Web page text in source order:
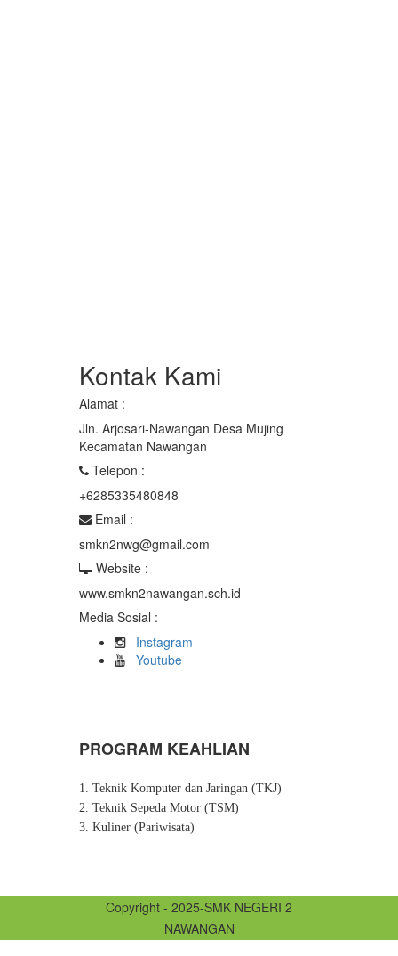
Kontak Kami
Alamat :
Jln. Arjosari-Nawangan Desa Mujing
Kecamatan Nawangan
Telepon :
+6285335480848
Email :
smkn2nwg@gmail.com
Website :
www.smkn2nawangan.sch.id
Media Sosial :
Instagram
Youtube
PROGRAM KEAHLIAN
1. Teknik Komputer dan Jaringan (TKJ)
2. Teknik Sepeda Motor (TSM)
3. Kuliner (Pariwisata)
Copyright - 2025-SMK NEGERI 2
NAWANGAN